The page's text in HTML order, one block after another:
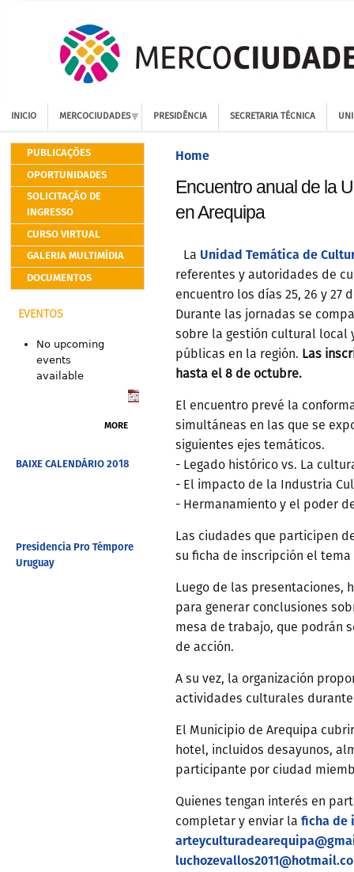
INICIO MERCOCIUDADES PRESIDÊNCIA SECRETARIA TÉCNICA
PUBLICAÇÕES
OPORTUNIDADES
SOLICITAÇÃO DE
INGRESSO
CURSO VIRTUAL
GALERIA MULTIMÍDIA
DOCUMENTOS
EVENTOS
No upcoming
events
available
MORE
BAIXE CALENDÁRIO 2018
Presidencia Pro Témpore
Uruguay
Home
Encuentro anual de la
en Arequipa
La Unidad Temática de
referentes y autoridades de
encuentro los días 25, 26 y 27
Durante las jornadas se
sobre la gestión cultural
públicas en la región. Las
hasta el 8 de octubre.
El encuentro prevé la
simultáneas en las que se
siguientes ejes temáticos.
- Legado histórico vs. La
- El impacto de la Industria
- Hermanamiento y el poder
Las ciudades que participen
su ficha de inscripción el
Luego de las presentaciones,
para generar conclusiones
mesa de trabajo, que podrán
de acción.
A su vez, la organización
actividades culturales
El Municipio de Arequipa
hotel, incluidos desayunos,
participante por ciudad
Quienes tengan interés en
completar y enviar la ficha de